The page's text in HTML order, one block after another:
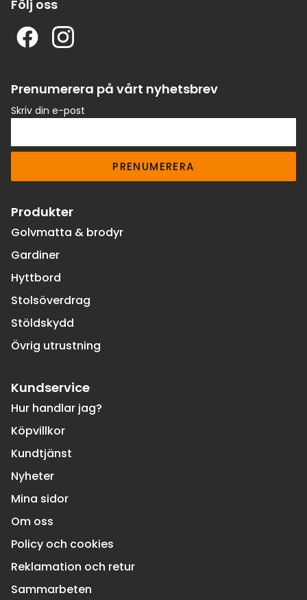
Följ oss
Prenumerera på vårt nyhetsbrev
Skriv din e-post
PRENUMERERA
Produkter
Golvmatta & brodyr
Gardiner
Hyttbord
Stolsöverdrag
Stöldskydd
Övrig utrustning
Kundservice
Hur handlar jag?
Köpvillkor
Kundtjänst
Nyheter
Mina sidor
Om oss
Policy och cookies
Reklamation och retur
Sammarbeten